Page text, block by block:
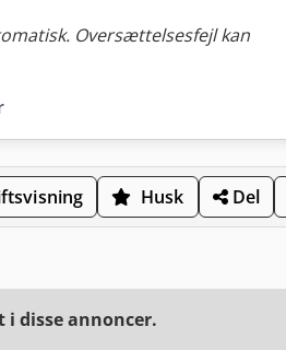
Oversættelsesfejl kan
Husk Del
i disse annoncer.